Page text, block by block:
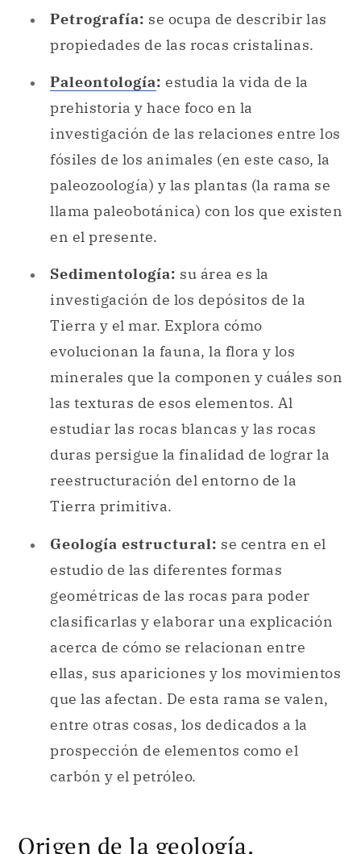
prehistoria y hace foco en la
investigación de las relaciones entre los
paleozoología) y las plantas (la rama se
llama paleobotánica) con los que existen
en el presente.
Sedimentología:
su área es la
investigación de los depósitos de la
Tierra y el mar. Explora cómo
minerales que la componen y cuáles son
las texturas de esos elementos. Al
estudiar las rocas blancas y las rocas
duras persigue la finalidad de lograr la
reestructuración del entorno de la
Tierra primitiva.
Geología estructural: se centra en el
estudio de las diferentes formas
geométricas de las rocas para poder
acerca de cómo se relacionan entre
ellas, sus apariciones y los movimientos
que las afectan. De esta rama se valen,
entre otras cosas, los dedicados a la
prospección de elementos como el
carbón y el petróleo.
Origen de la geología.
humanidadse plantea desde el